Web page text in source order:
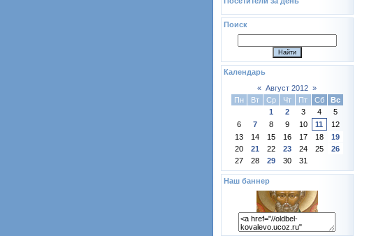
Поиск
Календарь
« Август 2012 »
Пн
Вт Ср Чт Пт Сб
Вс
1
2 3 4
5
6
7 8 9 10 11
12
13
14 15 16 17 18
19
20
21 22 23 24 25
26
27
28 29 30 31
Наш баннер